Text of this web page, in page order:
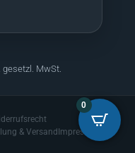
gesetzl. MwSt.
& Versand Impressum
0